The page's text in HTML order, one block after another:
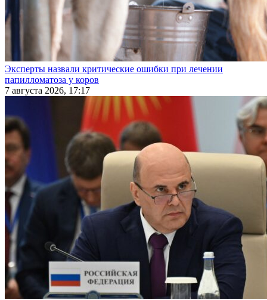
Эксперты назвали критические ошибки при лечении
папилломатоза у коров
7 августа 2026, 17:17